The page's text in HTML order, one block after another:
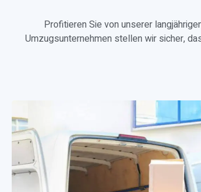
Profitieren Sie von unserer
Umzugsunternehmen stellen wir sicher,